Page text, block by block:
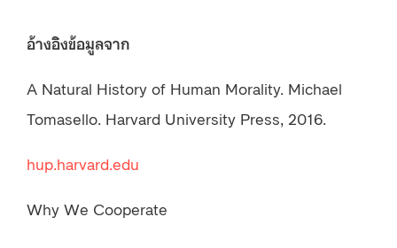
อ้างอิงข้อมูลจาก
A Natural History of Human Morality. Michael
Tomasello. Harvard University Press, 2016.
hup.harvard.edu
Why We Cooperate